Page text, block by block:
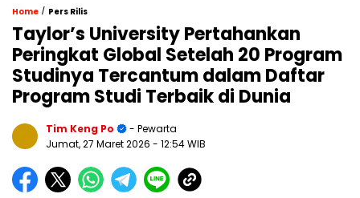
Home / Pers Rilis
Taylor’s University Pertahankan
Peringkat Global Setelah 20 Program
Studinya Tercantum dalam Daftar
Program Studi Terbaik di Dunia
Tim Keng Po
- Pewarta
Jumat, 27 Maret 2026 - 12:54 WIB